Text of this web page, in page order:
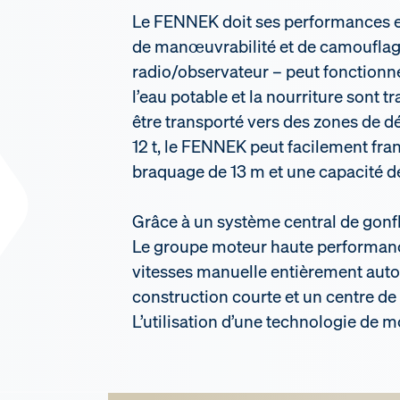
Le FENNEK doit ses
de manœuvrabilité et de
radio/observateur – peut
l’eau potable et la nourriture sont
être transporté vers des zones de
12 t, le FENNEK peut facilement
braquage de 13 m et une capacité
Grâce à un système central de
Le groupe moteur haute
vitesses manuelle entièrement
construction courte et un centre
L’utilisation d’une technologie de